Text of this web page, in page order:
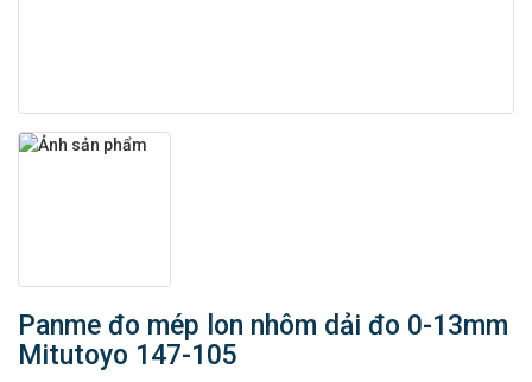
Panme đo mép lon nhôm dải đo 0-13mm
Mitutoyo 147-105